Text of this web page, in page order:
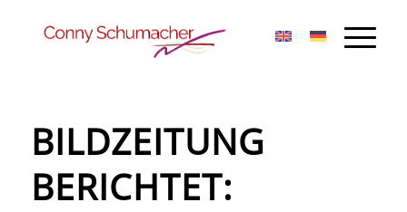
BILDZEITUNG
BERICHTET: